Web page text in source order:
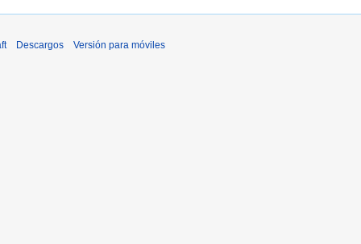
Descargos Versión para móviles